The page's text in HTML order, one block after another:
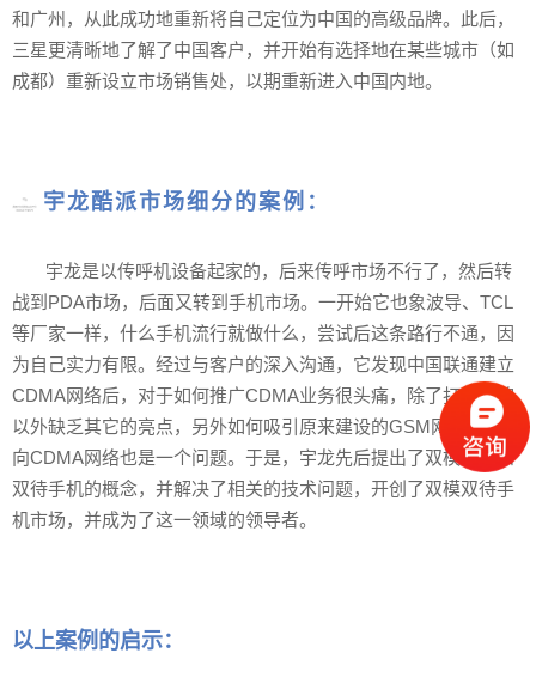
和广州，从此成功地重新将自己定位为中国的高级品牌。此后，
三星更清晰地了解了中国客户，并开始有选择地在某些城市（如
成都）重新设立市场销售处，以期重新进入中国内地。
宇龙酷派市场细分的案例：
宇龙是以传呼机设备起家的，后来传呼市场不行了，然后转
战到PDA市场，后面又转到手机市场。一开始它也象波导、TCL
等厂家一样，什么手机流行就做什么，尝试后这条路行不通，因
为自己实力有限。经过与客户的深入沟通，它发现中国联通建立
CDMA网络后，对于如何推广CDMA业务很头痛，除了打健康牌
以外缺乏其它的亮点，另外如何吸引原来建设的GSM网络用户转
向CDMA网络也是一个问题。于是，宇龙先后提出了双模手机和
双待手机的概念，并解决了相关的技术问题，开创了双模双待手
机市场，并成为了这一领域的领导者。
以上案例的启示：